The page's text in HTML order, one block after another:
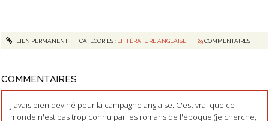
LIEN PERMANENT CATÉGORIES : LITTÉRATURE ANGLAISE 29COMMENTAIRES
COMMENTAIRES
J'avais bien deviné pour la campagne anglaise. C'est vrai que ce
monde n'est pas trop connu par les romans de l'époque (je cherche,